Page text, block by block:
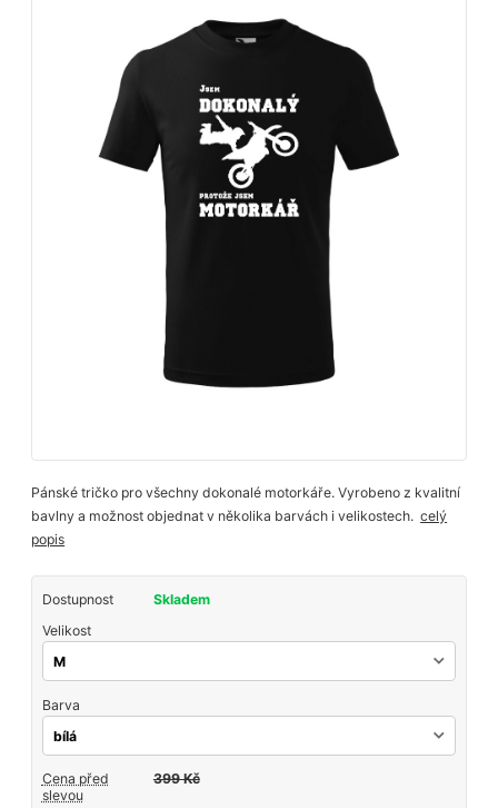
Pánské tričko pro všechny dokonalé motorkáře. Vyrobeno z kvalitní
bavlny a možnost objednat v několika barvách i velikostech.celý
popis
Dostupnost
Skladem
Velikost
Barva
Cena před
slevou
399 Kč